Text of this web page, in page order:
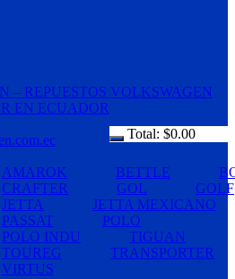
Total: $0.00
AMAROK BETTLE
CRAFTER
GOL
GOLF
JETTA
JETTA MEXICANO
PASSAT
POLO
POLO INDU
TIGUAN
TOUREG
TRANSPORTER
VIRTUS